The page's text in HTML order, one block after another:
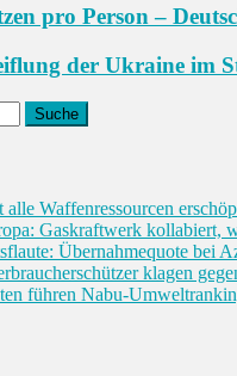
pro Person –
der Ukraine im
Waffenressourcen
Gaskraftwerk kollabiert,
Übernahmequote bei
klagen
führen Nabu-